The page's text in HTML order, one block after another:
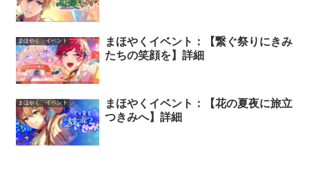
まほやく イベント
まほやくイベント：【繋ぐ祭りにきみ
たちの笑顔を】詳細
まほやく イベント
まほやくイベント：【花の夏夜に旅立
つきみへ】詳細